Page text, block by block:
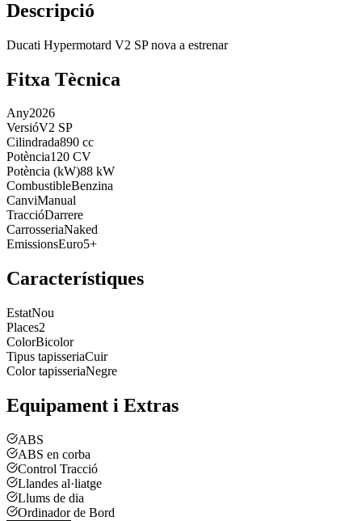
Descripció
Ducati Hypermotard V2 SP nova a estrenar
Fitxa Tècnica
Any2026
VersióV2 SP
Cilindrada890 cc
Potència120 CV
Potència (kW)88 kW
CombustibleBenzina
CanviManual
TraccióDarrere
CarrosseriaNaked
EmissionsEuro5+
Característiques
EstatNou
Places2
ColorBicolor
Tipus tapisseriaCuir
Color tapisseriaNegre
Equipament i Extras
ABS
ABS en corba
Control Tracció
Llandes al·liatge
Llums de dia
Ordinador de Bord